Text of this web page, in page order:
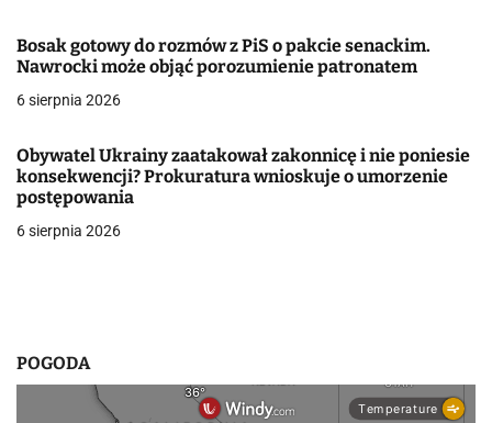
a
w
i
s
Bosak gotowy do rozmów z PiS o pakcie senackim.
Nawrocki może objąć porozumienie patronatem
6 sierpnia 2026
Obywatel Ukrainy zaatakował zakonnicę i nie poniesie
konsekwencji? Prokuratura wnioskuje o umorzenie
postępowania
6 sierpnia 2026
POGODA